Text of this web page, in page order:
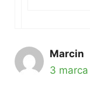
Marcin
3